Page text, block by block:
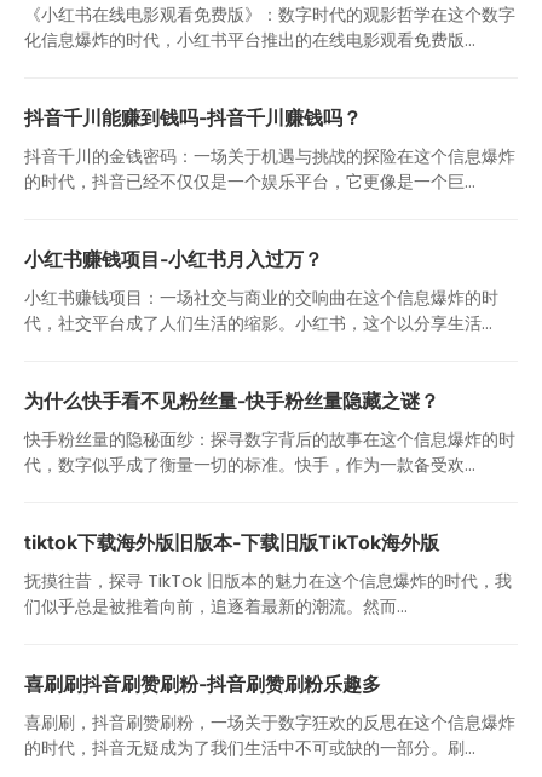
《小红书在线电影观看免费版》：数字时代的观影哲学在这个数字
化信息爆炸的时代，小红书平台推出的在线电影观看免费版...
抖音千川能赚到钱吗-抖音千川赚钱吗？
抖音千川的金钱密码：一场关于机遇与挑战的探险在这个信息爆炸
的时代，抖音已经不仅仅是一个娱乐平台，它更像是一个巨...
小红书赚钱项目-小红书月入过万？
小红书赚钱项目：一场社交与商业的交响曲在这个信息爆炸的时
代，社交平台成了人们生活的缩影。小红书，这个以分享生活...
为什么快手看不见粉丝量-快手粉丝量隐藏之谜？
快手粉丝量的隐秘面纱：探寻数字背后的故事在这个信息爆炸的时
代，数字似乎成了衡量一切的标准。快手，作为一款备受欢...
tiktok下载海外版旧版本-下载旧版TikTok海外版
抚摸往昔，探寻 TikTok 旧版本的魅力在这个信息爆炸的时代，我
们似乎总是被推着向前，追逐着最新的潮流。然而...
喜刷刷抖音刷赞刷粉-抖音刷赞刷粉乐趣多
喜刷刷，抖音刷赞刷粉，一场关于数字狂欢的反思在这个信息爆炸
的时代，抖音无疑成为了我们生活中不可或缺的一部分。刷...